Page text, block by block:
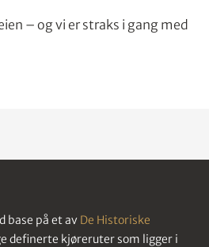
– og vi er straks i gang med
base på et av De Historiske
definerte kjøreruter som ligger i